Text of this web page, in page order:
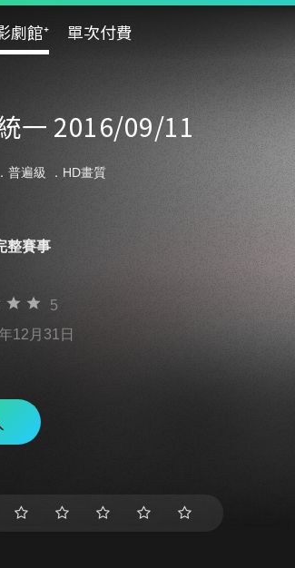
劇館⁺ 單次付費
一 2016/09/11
普遍級 ．HD畫質
整賽事
5
12月31日